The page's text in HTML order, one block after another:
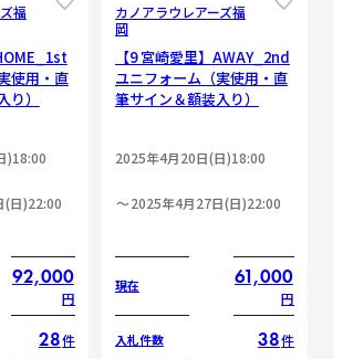
福
使用・直
り）
)18:00
(日)22:00
92,000
円
28件
カノアラウレアーズ福
岡
【9 宮崎愛里】AWAY_2nd
ユニフォーム（実使用・直
筆サイン＆額装入り）
2025年4月20日(日)18:00
2025年4月27日(日)22:00
現在 61,000
円
入札件数 38件